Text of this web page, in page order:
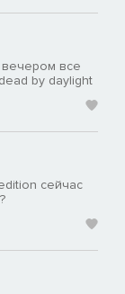
все
by daylight
сейчас